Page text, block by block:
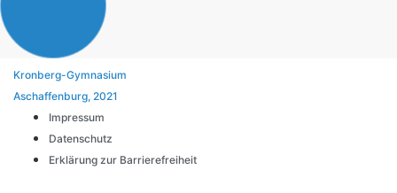
Kronberg-Gymnasium
Aschaffenburg, 2021
Impressum
Datenschutz
Erklärung zur Barrierefreiheit